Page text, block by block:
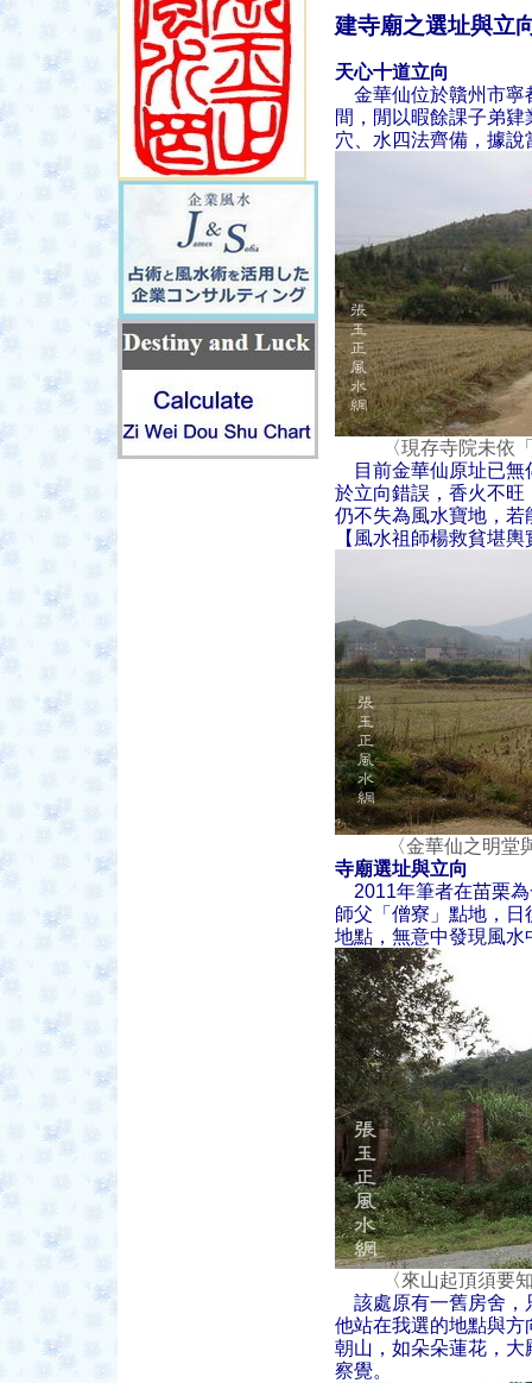
建寺廟之選址與立
天心十道立向
金華仙位於贛州市寧
間，閒以暇餘課子弟
穴、水四法齊備，據說
〈現存寺院未依「
目前金華仙原址已
於立向錯誤，香火不
仍不失為風水寶地，
【風水祖師楊救貧堪
〈金華仙之明堂與
寺廟選址與立向
2011年筆者在苗栗為
師父「僧寮」點地，
地點，無意中發現風
〈來山起頂須要知
該處原有一舊房舍，
他站在我選的地點與
朝山，如朵朵蓮花，
察覺。